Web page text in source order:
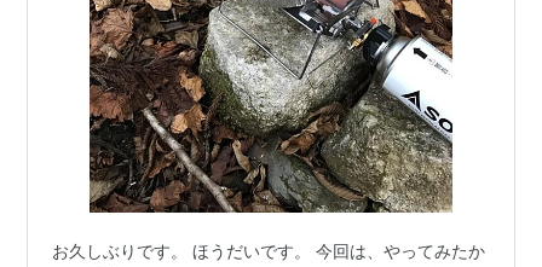
お久しぶりです。 ほうだいです。 今回は、やってみたか